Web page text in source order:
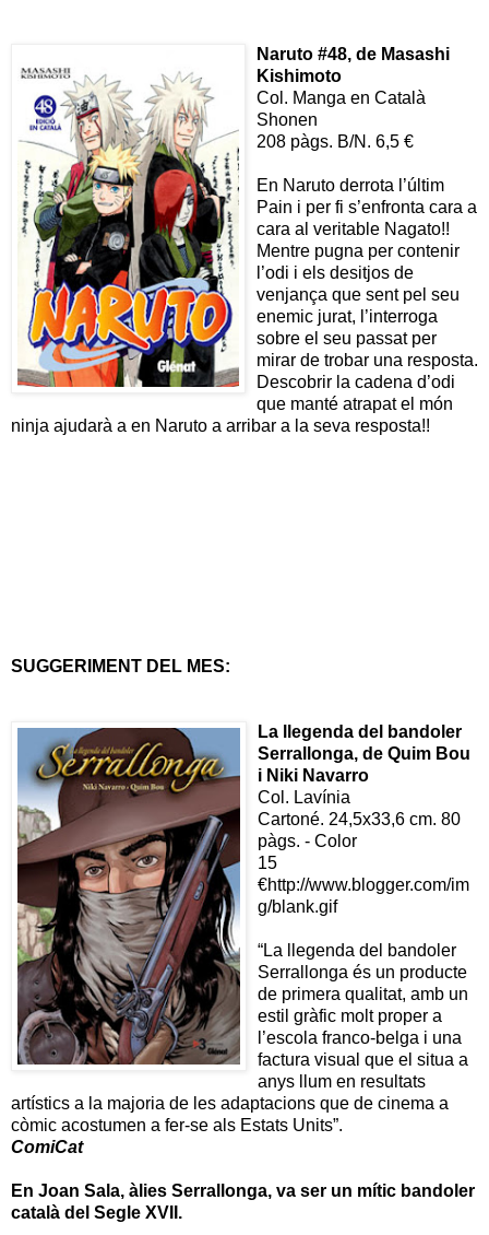
Naruto #48, de Masashi
Kishimoto
Col. Manga en Català
Shonen
208 pàgs. B/N. 6,5 €
En Naruto derrota l’últim
Pain i per fi s’enfronta cara a
cara al veritable Nagato!!
Mentre pugna per contenir
l’odi i els desitjos de
venjança que sent pel seu
enemic jurat, l’interroga
sobre el seu passat per
mirar de trobar una resposta.
Descobrir la cadena d’odi
que manté atrapat el món
ninja ajudarà a en Naruto a arribar a la seva resposta!!
SUGGERIMENT DEL MES:
La llegenda del bandoler
Serrallonga, de Quim Bou
i Niki Navarro
Col. Lavínia
Cartoné. 24,5x33,6 cm. 80
pàgs. - Color
15
€http://www.blogger.com/im
g/blank.gif
“La llegenda del bandoler
Serrallonga és un producte
de primera qualitat, amb un
estil gràfic molt proper a
l’escola franco-belga i una
factura visual que el situa a
anys llum en resultats
artístics a la majoria de les adaptacions que de cinema a
còmic acostumen a fer-se als Estats Units”.
ComiCat
En Joan Sala, àlies Serrallonga, va ser un mític bandoler
català del Segle XVII.